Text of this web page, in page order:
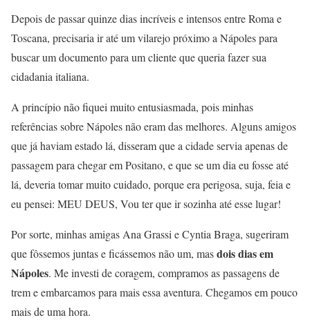
Depois de passar quinze dias incríveis e intensos entre Roma e
Toscana, precisaria ir até um vilarejo próximo a Nápoles para
buscar um documento para um cliente que queria fazer sua
cidadania italiana.
A princípio não fiquei muito entusiasmada, pois minhas
referências sobre Nápoles não eram das melhores. Alguns amigos
que já haviam estado lá, disseram que a cidade servia apenas de
passagem para chegar em Positano, e que se um dia eu fosse até
lá, deveria tomar muito cuidado, porque era perigosa, suja, feia e
eu pensei: MEU DEUS, Vou ter que ir sozinha até esse lugar!
Por sorte, minhas amigas Ana Grassi e Cyntia Braga, sugeriram
que fôssemos juntas e ficássemos não um, masdois dias em
Nápoles. Me investi de coragem, compramos as passagens de
trem e embarcamos para mais essa aventura. Chegamos em pouco
mais de uma hora.